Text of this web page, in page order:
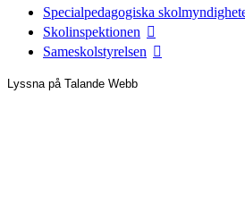
Specialpedagogiska
Skolinspektionen
Sameskolstyrelsen
Lyssna på Talande Webb